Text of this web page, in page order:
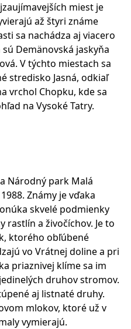
miest je
až štyri známe
sa nachádza aj viacero
Demänovská jaskyňa
V týchto miestach sa
stredisko Jasná, odkiaľ
vrchol Chopku, kde sa
na Vysoké Tatry.
Národný park Malá
Známy je vďaka
skvelé podmienky
rastlín a živočíchov. Je to
ktorého obľúbené
vo Vrátnej doline a pri
priaznivej klíme sa im
druhov stromov.
aj listnaté druhy.
mlokov, ktoré už v
vymierajú.